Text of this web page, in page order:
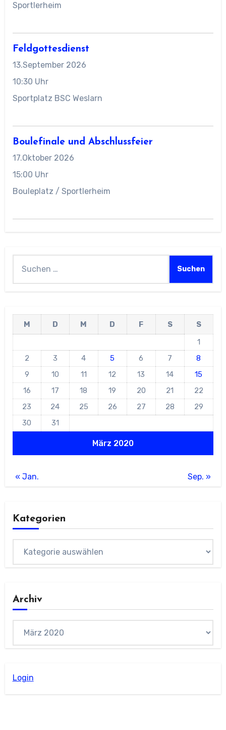
Sportlerheim
Feldgottesdienst
13.September 2026
10:30 Uhr
Sportplatz BSC Weslarn
Boulefinale und Abschlussfeier
17.Oktober 2026
15:00 Uhr
Bouleplatz / Sportlerheim
nach:
März 2020
M D M D F S
S
1
2
3 4 5 6 7
8
9
10 11 12 13 14
15
16
17 18 19 20 21
22
23
24 25 26 27 28
29
30
31
« Jan. Sep. »
Kategorien
Archiv
Login